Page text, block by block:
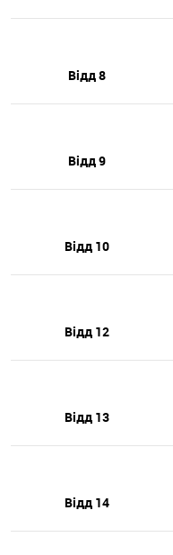
Відд 8
Відд 9
Відд 10
Відд 12
Відд 13
Відд 14